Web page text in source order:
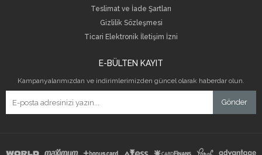
Teslimat ve İade Şartları
Gizlilik Sözleşmesi
Ticari Elektronik İletişim İzni
E-BÜLTEN KAYIT
Kampanyalarımızdan ve indirimlerimizden güncel olarak haberdar olun.
Gönder